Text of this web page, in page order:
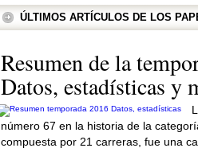
ÚLTIMOS ARTÍCULOS DE LOS
Resumen de la
Datos, estadísticas y
número 67 en la historia de la
compuesta por 21 carreras, fue una